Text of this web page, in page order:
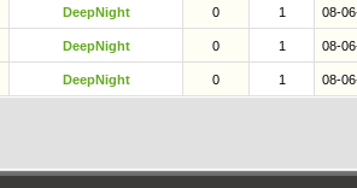
DeepNight 0 1 08-
DeepNight 0 1 08-
DeepNight 0 1 08-